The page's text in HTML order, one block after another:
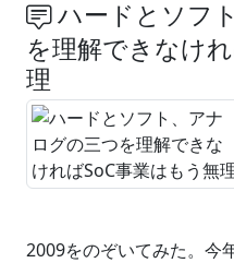
ハードとソフ
を理解できなけ
理
2009をのぞいてみた。今